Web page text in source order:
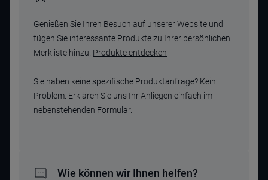
Genießen Sie Ihren Besuch auf unserer Website und
fügen Sie interessante Produkte zu Ihrer persönlichen
Merkliste hinzu. Produkte entdecken
Sie haben keine spezifische Produktanfrage? Kein
Problem. Erklären Sie uns Ihr Anliegen einfach im
nebenstehenden Formular.
Wie können wir Ihnen helfen?